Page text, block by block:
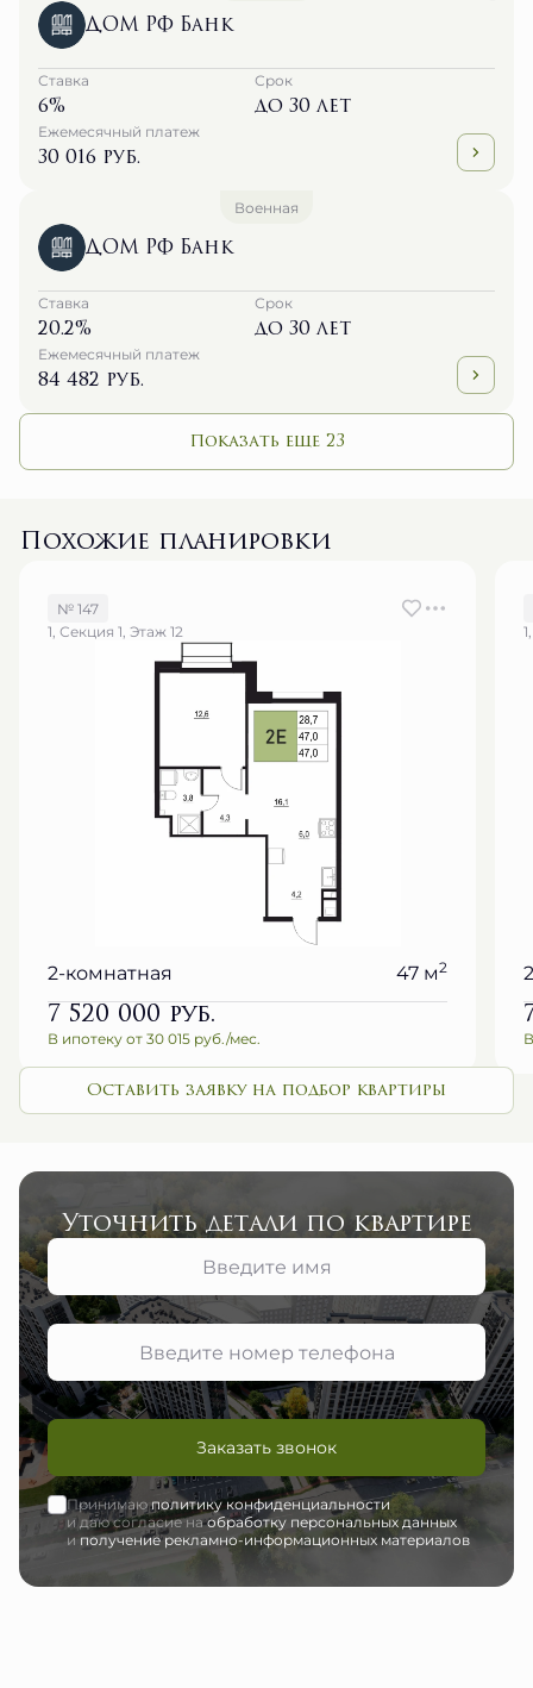
ДОМ РФ Банк
Ставка
6%
Срок
до 30 лет
Ежемесячный платеж
30 016 руб.
Военная
ДОМ РФ Банк
Ставка
20.2%
Срок
до 30 лет
Ежемесячный платеж
84 482 руб.
Показать еще 23
Похожие планировки
№ 147
1, Секция 1, Этаж 12
2-комнатная 47 м2
7 520 000руб.
В ипотеку от 30 015 руб./мес.
Оставить заявку на подбор квартиры
Уточнить детали по квартире
Заказать звонок
Принимаюполитику конфиденциальности
и даю согласие наобработку персональных данных
иполучение рекламно-информационных материалов